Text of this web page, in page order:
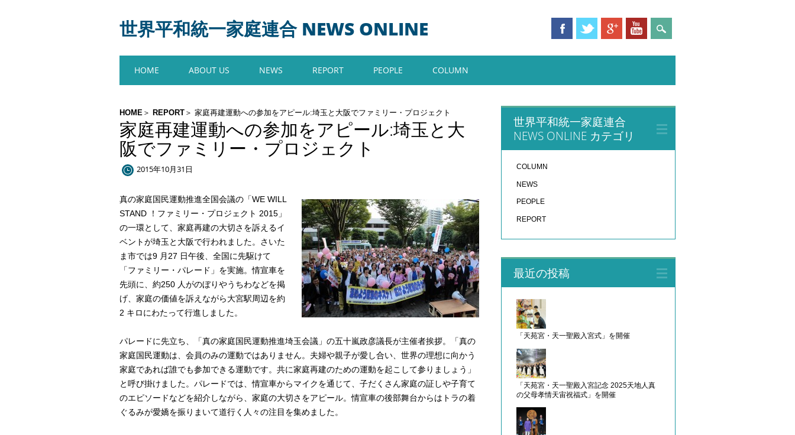
世界平和統一家庭連合 NEWS ONLINE
Main menu
HOME ABOUT US NEWS REPORT PEOPLE COLUMN
HOME REPORT 家庭再建運動への参加をアピール:埼玉と大阪でファミリー・プロジェクト
家庭再建運動への参加をアピール:埼玉と大
阪でファミリー・プロジェクト
2015年10月31日
真の家庭国民運動推進全国会議の「WE WILL
STAND ！ファミリー・プロジェクト 2015」
の一環として、家庭再建の大切さを訴えるイ
ベントが埼玉と大阪で行われました。さいた
ま市では9 月27 日午後、全国に先駆けて
「ファミリー・パレード」を実施。情宣車を
先頭に、約250 人がのぼりやうちわなどを掲
げ、家庭の価値を訴えながら大宮駅周辺を約
2 キロにわたって行進しました。
パレードに先立ち、「真の家庭国民運動推進埼玉会議」の五十嵐政彦議長が主催者挨拶。「真の
家庭国民運動は、会員のみの運動ではありません。夫婦や親子が愛し合い、世界の理想に向かう
家庭であれば誰でも参加できる運動です。共に家庭再建のための運動を起こして参りましょう」
と呼び掛けました。パレードでは、情宣車からマイクを通じて、子だくさん家庭の証しや子育て
のエピソードなどを紹介しながら、家庭の大切さをアピール。情宣車の後部舞台からはトラの着
ぐるみが愛嬌を振りまいて道行く人々の注目を集めました。
世界平和統一家庭連合
NEWS ONLINE カテゴリ
COLUMN
NEWS
PEOPLE
REPORT
最近の投稿
「天苑宮・天一聖殿入宮式」を開催
「天苑宮・天一聖殿入宮記念 2025天地人真
の父母孝情天宙祝福式」を開催